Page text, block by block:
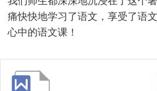
痛快快地学习了语文，享受了语
心中的语文课！